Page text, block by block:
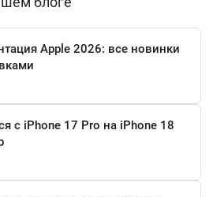
а ваши волосы будут
день.
Apple 2026: все новинки
с iPhone 17 Pro на iPhone 18